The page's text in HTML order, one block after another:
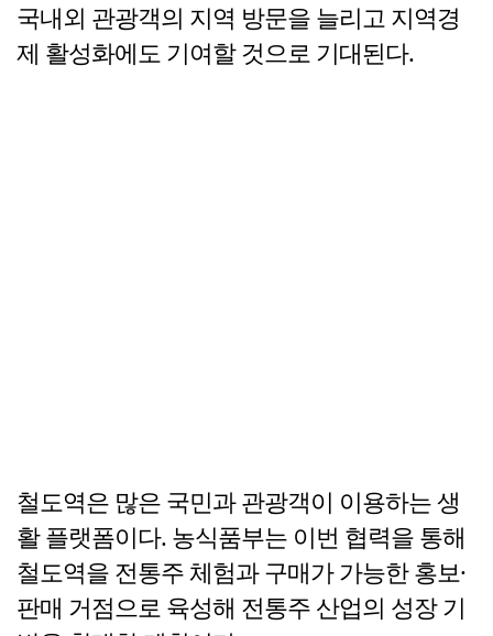
국내외 관광객의 지역 방문을 늘리고 지역경
제 활성화에도 기여할 것으로 기대된다.
철도역은 많은 국민과 관광객이 이용하는 생
활 플랫폼이다. 농식품부는 이번 협력을 통해
철도역을 전통주 체험과 구매가 가능한 홍보·
판매 거점으로 육성해 전통주 산업의 성장 기